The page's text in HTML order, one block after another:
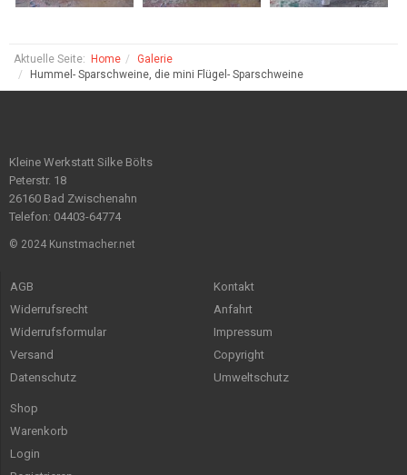
Aktuelle Seite: Home
Galerie
Hummel- Sparschweine, die mini Flügel- Sparschweine
Kleine Werkstatt Silke Bölts
Peterstr. 18
26160 Bad Zwischenahn
Telefon: 04403-64774
© 2024 Kunstmacher.net
AGB
Widerrufsrecht
Widerrufsformular
Versand
Datenschutz
Kontakt
Anfahrt
Impressum
Copyright
Umweltschutz
Shop
Warenkorb
Login